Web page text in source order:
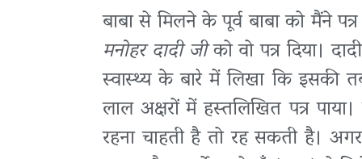
बाबा से मिलने के पूर्व बाबा को मैंने
मनोहर दादी जीको वो पत्र दिया।
स्वास्थ्य के बारे में लिखा कि इसकी
लाल अक्षरों में हस्तलिखित पत्र
रहना चाहती है तो रह सकती है।